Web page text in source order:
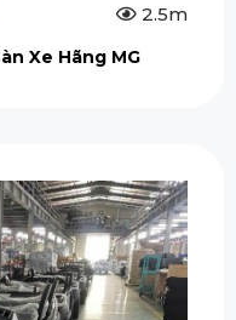
2.5m
Xe Hãng MG